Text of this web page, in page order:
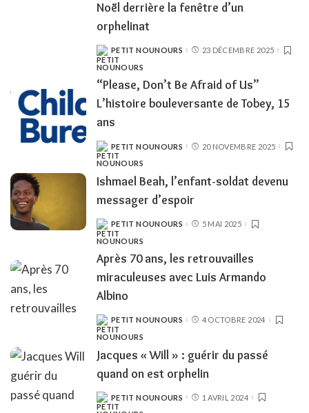
Noël derrière la fenêtre d’un
orphelinat
POSTED
BY
PETIT NOUNOURS 23 DÉCEMBRE 2025
“Please, Don’t Be Afraid of Us”
L’histoire bouleversante de Tobey, 15
ans
POSTED
BY
PETIT NOUNOURS 20 NOVEMBRE 2025
Ishmael Beah, l’enfant-soldat devenu
messager d’espoir
POSTED
BY
PETIT NOUNOURS 5 MAI 2025
Après 70 ans, les retrouvailles
miraculeuses avec Luis Armando
Albino
POSTED
BY
PETIT NOUNOURS 4 OCTOBRE 2024
Jacques « Will » : guérir du passé
quand on est orphelin
POSTED
BY
PETIT NOUNOURS 1 AVRIL 2024